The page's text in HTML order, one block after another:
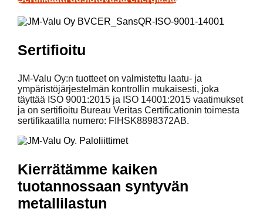
Sertifioitu
JM-Valu Oy:n tuotteet on valmistettu laatu- ja
ympäristöjärjestelmän kontrollin mukaisesti, joka
täyttää ISO 9001:2015 ja ISO 14001:2015 vaatimukset
ja on sertifioitu Bureau Veritas Certificationin toimesta
sertifikaatilla numero: FIHSK8898372AB.
Kierrätämme kaiken
tuotannossaan syntyvän
metallilastun